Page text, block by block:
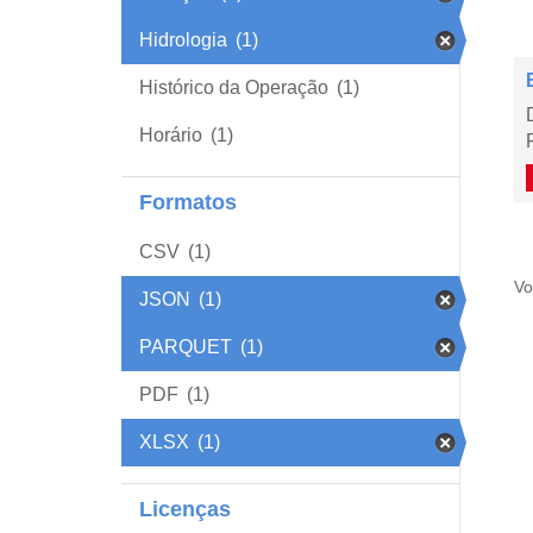
Hidrologia (1)
Histórico da Operação (1)
Horário (1)
Formatos
CSV (1)
JSON (1)
PARQUET (1)
PDF (1)
XLSX (1)
Licenças